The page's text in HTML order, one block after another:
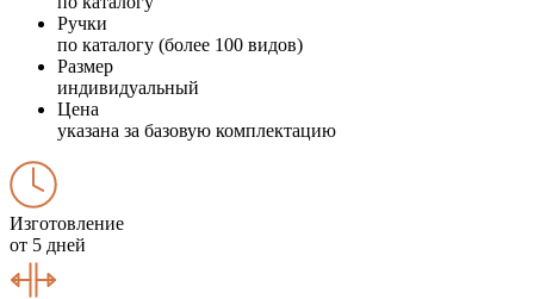
Ручки
по каталогу (более 100 видов)
Размер
индивидуальный
Цена
указана за базовую комплектацию
Изготовление
от 5 дней